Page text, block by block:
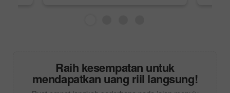
Raih kesempatan untuk
mendapatkan uang riil langsung!